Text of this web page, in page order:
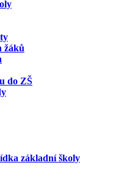
žáků
do ZŠ
základní školy